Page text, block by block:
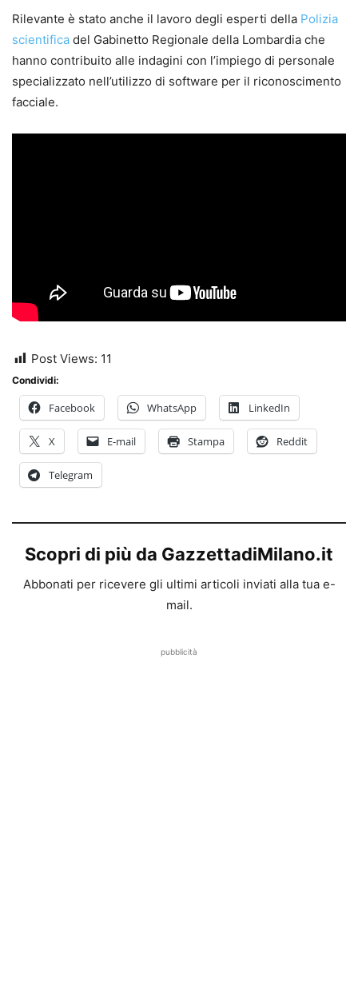
Rilevante è stato anche il lavoro degli esperti della Polizia
scientifica del Gabinetto Regionale della Lombardia che
hanno contribuito alle indagini con l’impiego di personale
specializzato nell’utilizzo di software per il riconoscimento
facciale.
Post Views: 11
Condividi:
Facebook WhatsApp LinkedIn
X E-mail Stampa Reddit
Telegram
Scopri di più da GazzettadiMilano.it
Abbonati per ricevere gli ultimi articoli inviati alla tua e-
mail.
pubblicità